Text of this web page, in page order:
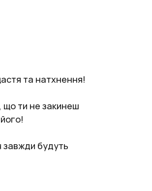
та натхнення!
що ти не закинеш
завжди будуть